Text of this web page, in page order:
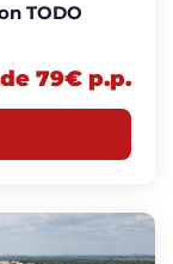
TODO
79€ p.p.